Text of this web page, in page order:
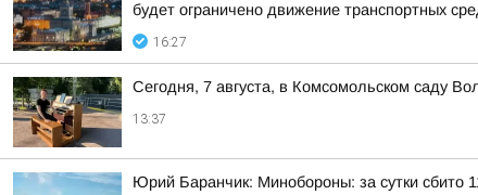
будет ограничено движение транспортных
16:27
Сегодня, 7 августа, в Комсомольском саду
13:37
Юрий Баранчик: Минобороны: за сутки